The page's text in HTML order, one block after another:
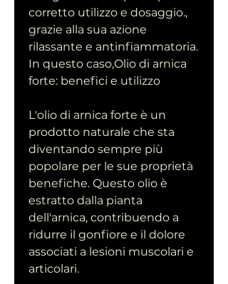
corretto utilizzo e dosaggio.,
grazie alla sua azione
rilassante e antinfiammatoria.
In questo caso,Olio di arnica
forte: benefici e utilizzo
L'olio di arnica forte è un
prodotto naturale che sta
diventando sempre più
popolare per le sue proprietà
benefiche. Questo olio è
estratto dalla pianta
dell'arnica, contribuendo a
ridurre il gonfiore e il dolore
associati a lesioni muscolari e
articolari.